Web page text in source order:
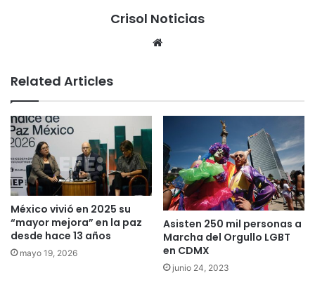
Crisol Noticias
Related Articles
México vivió en 2025 su
“mayor mejora” en la paz
desde hace 13 años
mayo 19, 2026
Asisten 250 mil personas a
Marcha del Orgullo LGBT
en CDMX
junio 24, 2023